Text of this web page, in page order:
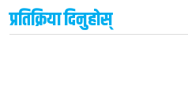
प्रतिक्रिया दिनुहोस्